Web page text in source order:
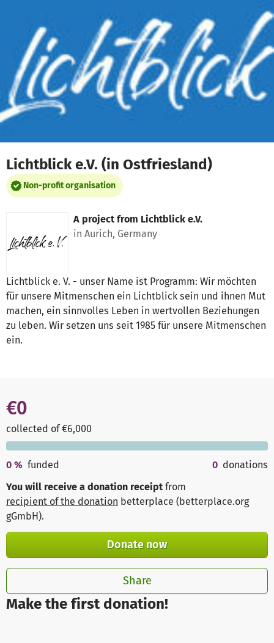
Lichtblick e.V. (in Ostfriesland)
Non-profit organisation
A project from Lichtblick e.V.
in Aurich, Germany
Lichtblick e. V. - unser Name ist Programm: Wir möchten
für unsere Mitmenschen ein Lichtblick sein und ihnen Mut
machen, ein sinnvolles Leben in wertvollen Beziehungen
zu leben. Wir setzen uns seit 1985 für unsere Mitmenschen
ein.
Make the first donation!
€0
collected of €6,000
0 % funded 0 donations
You will receive a donation receipt from
recipient of the donation betterplace (betterplace.org
gGmbH).
Donate now
Share